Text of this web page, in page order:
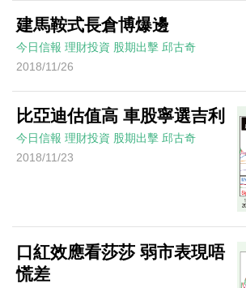
建馬鞍式長倉博爆邊
今日信報 理財投資 股期出擊 邱古奇
2018/11/26
比亞迪估值高 車股寧選吉利
今日信報 理財投資 股期出擊 邱古奇
2018/11/23
口紅效應看莎莎 弱市表現唔
慌差